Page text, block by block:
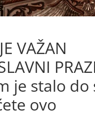
VAŽAN
je stalo do
ovo